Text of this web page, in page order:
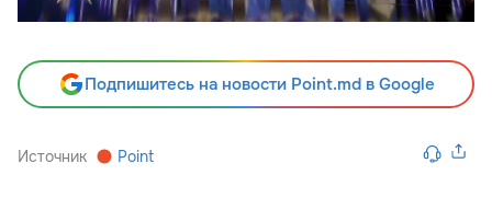
Подпишитесь на новости Point.md в Google
Источник Point